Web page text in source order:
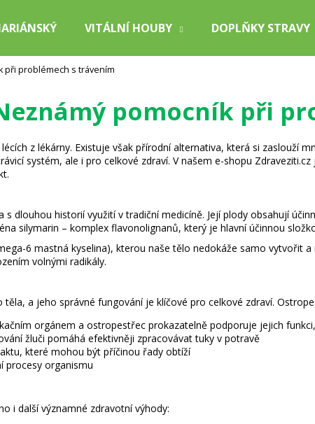
VITÁLNÍ HOUBY DOPLŇKY STRAVY
při problémech s trávením
pomocník při
z lékárny. Existuje však přírodní alternativa, která si zaslouží
systém, ale i pro celkové zdraví. V našem e-shopu
s dlouhou historií využití v tradiční medicíně. Její plody obsahují
silymarin – komplex flavonolignanů, který je hlavní účinnou
6 mastná kyselina), kterou naše tělo nedokáže samo vytvořit
volnými radikály.
a jeho správné fungování je klíčové pro celkové zdraví.
orgánem a ostropestřec prokazatelně podporuje jejich
žluči pomáhá efektivněji zpracovávat tuky v potravě
které mohou být příčinou řady obtíží
procesy organismu
i další významné zdravotní výhody:
Co potřebujete najít?